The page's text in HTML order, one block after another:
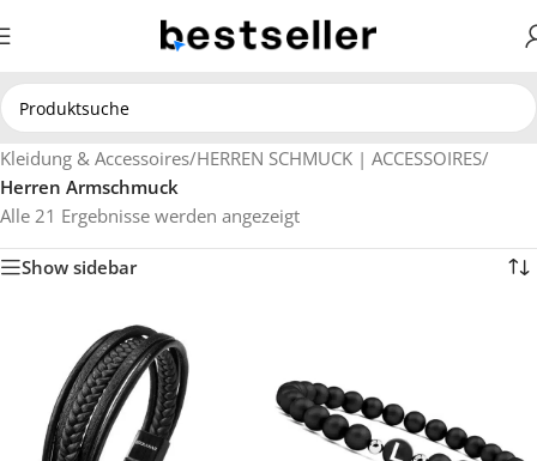
Kleidung & Accessoires/HERREN SCHMUCK | ACCESSOIRES/
Herren Armschmuck
Alle 21 Ergebnisse werden angezeigt
Show sidebar